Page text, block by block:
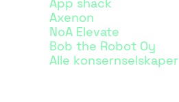
Axenon
NoA Elevate
Bob the Robot Oy
Alle konsernselskaper